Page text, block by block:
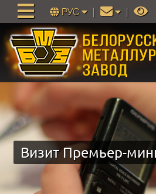
РУС
Визит Премьер-